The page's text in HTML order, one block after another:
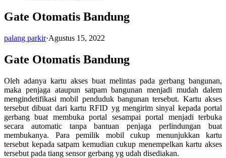
Gate Otomatis Bandung
palang parkir·Agustus 15, 2022
Gate Otomatis Bandung
Oleh adanya kartu akses buat melintas pada gerbang bangunan,
maka penjaga ataupun satpam bangunan menjadi mudah dalem
mengindetifikasi mobil penduduk bangunan tersebut. Kartu akses
tersebut dibuat dari kartu RFID yg mengirim sinyal kepada portal
gerbang buat membuka portal sesampai portal menjadi terbuka
secara automatic tanpa bantuan penjaga perlindungan buat
membukanya. Para pemilik mobil cukup menunjukkan kartu
tersebut kepada satpam kemudian cukup menempelkan kartu akses
tersebut pada tiang sensor gerbang yg udah disediakan.